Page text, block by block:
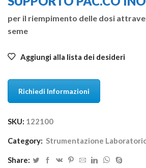
per il riempimento delle dosi
seme
Aggiungi alla lista dei desideri
Richiedi Informazioni
SKU: 122100
Category: Strumentazione
Share: